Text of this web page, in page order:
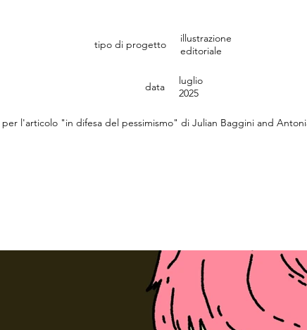
tipo di progetto
illustrazione
editoriale
data
luglio
2025
l'articolo "in difesa del pessimismo" di Julian Baggini and